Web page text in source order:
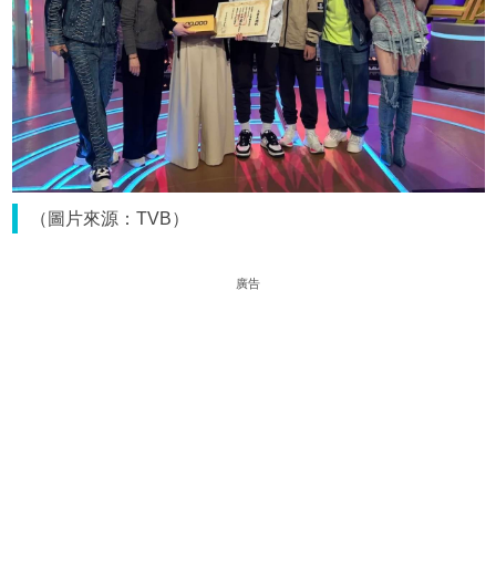
（圖片來源：TVB）
廣告